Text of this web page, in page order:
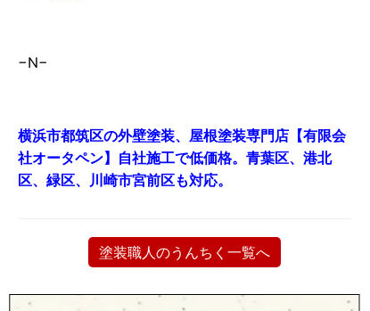
−N−
横浜市都筑区の外壁塗装、屋根塗装専門店【有限会
社オータペン】自社施工で低価格。青葉区、港北
区、緑区、川崎市宮前区も対応。
塗装職人のうんちく一覧へ